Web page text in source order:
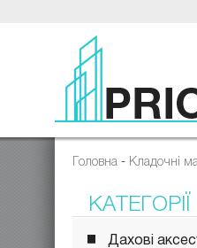
Головна - Кладочні
КАТЕГОРІЇ
Дахові